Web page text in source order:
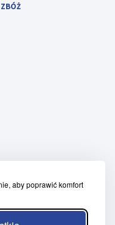
aby poprawić komfort